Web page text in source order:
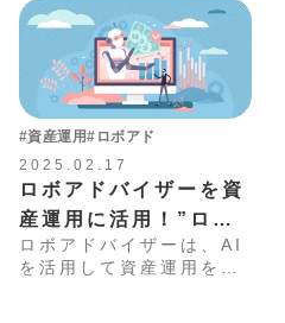
#資産運用#ロボアド
2025.02.17
ロボアドバイザーを資
産運用に活用！”ロボ
アドやめとけ”と言わ
れてしまう理由と、メ
ロボアドバイザーは、AI
を活用して資産運用を自